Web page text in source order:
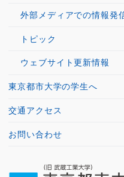
外部メディアでの情報発
トピック
ウェブサイト更新情報
東京都市大学の学生へ
交通アクセス
お問い合わせ